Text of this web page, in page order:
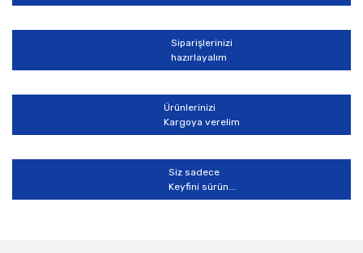
Gönder
Siparişlerinizi
hazırlayalım
Ürünlerinizi
Kargoya verelim
Siz sadece
Keyfini sürün...